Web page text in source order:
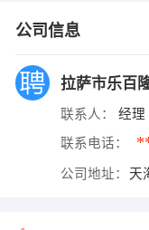
公司信息
拉萨市乐百
联系人： 经理
联系电话：
公司地址： 天